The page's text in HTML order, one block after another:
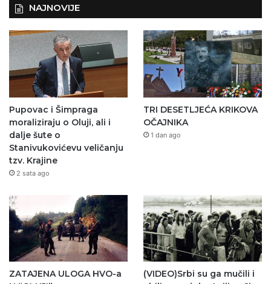
NAJNOVIJE
Pupovac i Šimpraga
moraliziraju o Oluji, ali i
dalje šute o
Stanivukovićevu veličanju
tzv. Krajine
2 sata ago
TRI DESETLJEĆA KRIKOVA
OČAJNIKA
1 dan ago
ZATAJENA ULOGA HVO-a
(VIDEO)Srbi su ga mučili i